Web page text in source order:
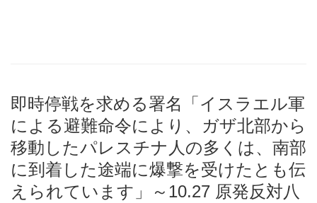
即時停戦を求める署名「イスラエル軍
による避難命令により、ガザ北部から
移動したパレスチナ人の多くは、南部
に到着した途端に爆撃を受けたとも伝
えられています」～10.27 原発反対八